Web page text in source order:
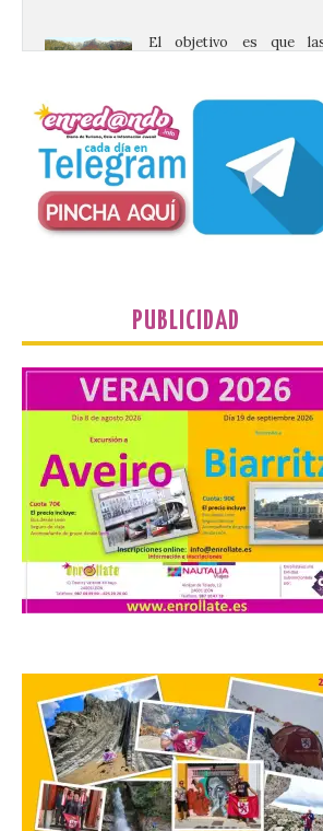
un comercio local
comercio local sanabrés después de
graves incendios de 2025. […]
Nace GEO-Arena: un
nuevo deporte creado en
9 Ago 2026
El profesorado de la
Facultad de Ciencias de la
Actividad Física y del
Deporte de la ULE
una propuesta
combina acción rápida, toma
decisiones y colaboración estratégica
que ningún participante quede
del juego. GEO-Arena nace […]
facilitar la movilidad
durante el eclipse total de
Sol del 12 de agosto
9 Ago 2026
PUBLICIDAD